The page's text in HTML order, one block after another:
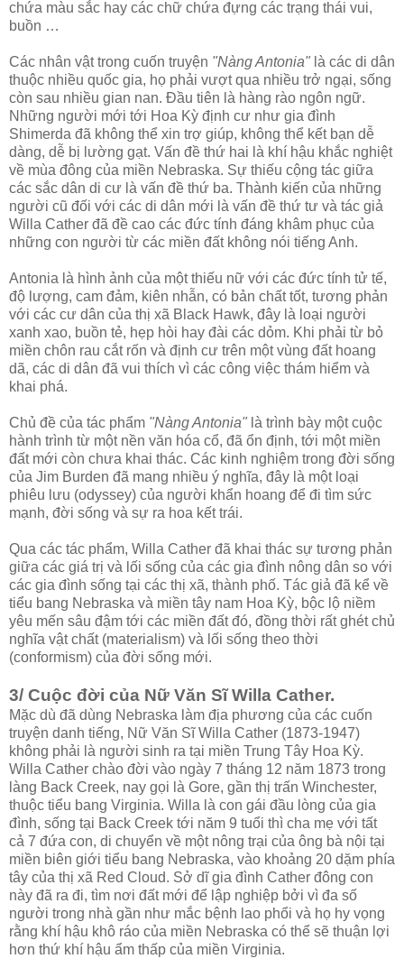
chứa màu sắc hay các chữ chứa đựng các trạng thái vui,
buồn …
Các nhân vật trong cuốn truyện "Nàng Antonia" là các di dân
thuộc nhiều quốc gia, họ phải vượt qua nhiều trở ngại, sống
còn sau nhiều gian nan. Đầu tiên là hàng rào ngôn ngữ.
Những người mới tới Hoa Kỳ định cư như gia đình
Shimerda đã không thể xin trợ giúp, không thể kết bạn dễ
dàng, dễ bị lường gạt. Vấn đề thứ hai là khí hậu khắc nghiệt
về mùa đông của miền Nebraska. Sự thiếu cộng tác giữa
các sắc dân di cư là vấn đề thứ ba. Thành kiến của những
người cũ đối với các di dân mới là vấn đề thứ tư và tác giả
Willa Cather đã đề cao các đức tính đáng khâm phục của
những con người từ các miền đất không nói tiếng Anh.
Antonia là hình ảnh của một thiếu nữ với các đức tính tử tế,
độ lượng, cam đảm, kiên nhẫn, có bản chất tốt, tương phản
với các cư dân của thị xã Black Hawk, đây là loại người
xanh xao, buồn tẻ, hẹp hòi hay đài các dỏm. Khi phải từ bỏ
miền chôn rau cắt rốn và định cư trên một vùng đất hoang
dã, các di dân đã vui thích vì các công việc thám hiểm và
khai phá.
Chủ đề của tác phẩm "Nàng Antonia" là trình bày một cuộc
hành trình từ một nền văn hóa cổ, đã ổn định, tới một miền
đất mới còn chưa khai thác. Các kinh nghiệm trong đời sống
của Jim Burden đã mang nhiều ý nghĩa, đây là một loại
phiêu lưu (odyssey) của người khẩn hoang để đi tìm sức
mạnh, đời sống và sự ra hoa kết trái.
Qua các tác phẩm, Willa Cather đã khai thác sự tương phản
giữa các giá trị và lối sống của các gia đình nông dân so với
các gia đình sống tại các thị xã, thành phố. Tác giả đã kể về
tiểu bang Nebraska và miền tây nam Hoa Kỳ, bộc lộ niềm
yêu mến sâu đậm tới các miền đất đó, đồng thời rất ghét chủ
nghĩa vật chất (materialism) và lối sống theo thời
(conformism) của đời sống mới.
3/ Cuộc đời của Nữ Văn Sĩ Willa Cather.
Mặc dù đã dùng Nebraska làm địa phương của các cuốn
truyện danh tiếng, Nữ Văn Sĩ Willa Cather (1873-1947)
không phải là người sinh ra tại miền Trung Tây Hoa Kỳ.
Willa Cather chào đời vào ngày 7 tháng 12 năm 1873 trong
làng Back Creek, nay gọi là Gore, gần thị trấn Winchester,
thuộc tiểu bang Virginia. Willa là con gái đầu lòng của gia
đình, sống tại Back Creek tới năm 9 tuổi thì cha mẹ với tất
cả 7 đứa con, di chuyển về một nông trại của ông bà nội tại
miền biên giới tiểu bang Nebraska, vào khoảng 20 dặm phía
tây của thị xã Red Cloud. Sở dĩ gia đình Cather đông con
này đã ra đi, tìm nơi đất mới để lập nghiệp bởi vì đa số
người trong nhà gần như mắc bệnh lao phổi và họ hy vọng
rằng khí hậu khô ráo của miền Nebraska có thể sẽ thuận lợi
hơn thứ khí hậu ẩm thấp của miền Virginia.